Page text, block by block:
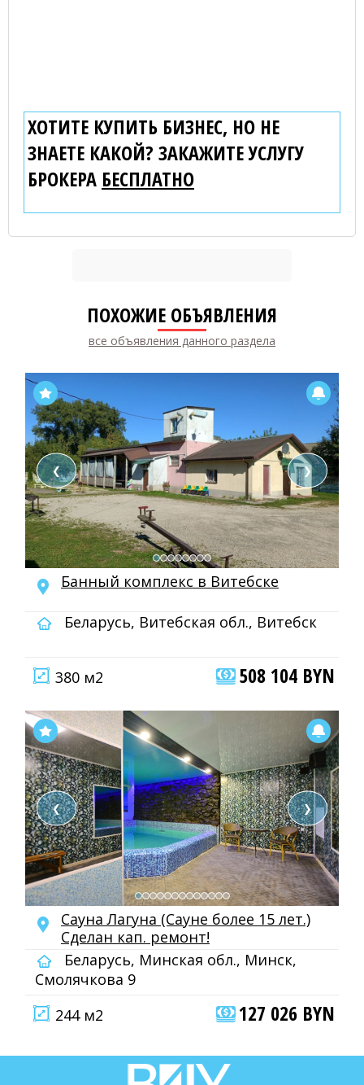
ХОТИТЕ КУПИТЬ БИЗНЕС, НО НЕ
ЗНАЕТЕ КАКОЙ? ЗАКАЖИТЕ УСЛУГУ
БРОКЕРА БЕСПЛАТНО
ПОХОЖИЕ ОБЪЯВЛЕНИЯ
все объявления данного раздела
❮ ❯
Банный комплекс в Витебске
Беларусь, Витебская обл., Витебск
380 м2 508 104 BYN
❮ ❯
Сауна Лагуна (Сауне более 15 лет.)
Сделан кап. ремонт!
Беларусь, Минская обл., Минск,
Смолячкова 9
244 м2
127 026 BYN